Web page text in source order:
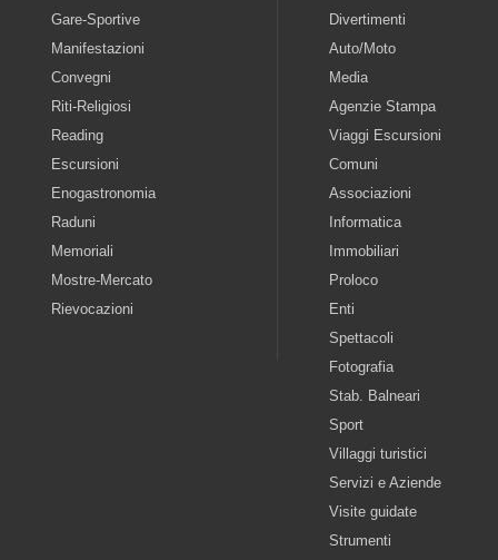
Gare-Sportive
Manifestazioni
Convegni
Riti-Religiosi
Reading
Escursioni
Enogastronomia
Raduni
Memoriali
Mostre-Mercato
Rievocazioni
Divertimenti
Auto/Moto
Media
Agenzie Stampa
Viaggi Escursioni
Comuni
Associazioni
Informatica
Immobiliari
Proloco
Enti
Spettacoli
Fotografia
Stab. Balneari
Sport
Villaggi turistici
Servizi e Aziende
Visite guidate
Strumenti